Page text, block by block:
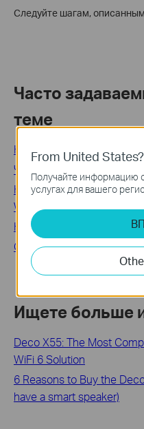
Следуйте шагам,
Часто
теме
Как я могу найти
Что-то случилось с
Как я могу сбросить или
Wi-Fi систему Deco?
Не удалось настроить
Общие вопросы по Deco
Ищете больше
Deco X55: The Most
WiFi 6 Solution
6 Reasons to Buy the
have a smart speaker)
From United States?
Получайте информацию
услугах для вашего